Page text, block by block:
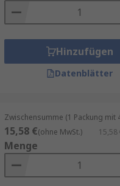
Hinzufügen
Datenblätter
Zwischensumme (1 Packung mit
15,58 €(ohne MwSt.) 15,58
Menge